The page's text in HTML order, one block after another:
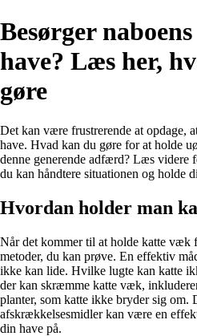
Besørger
have? Læs her,
gøre
Det kan være frustrerende at opdage,
have. Hvad kan du gøre for at holde
denne generende adfærd? Læs videre
du kan håndtere situationen og holde
Hvordan holder man
Når det kommer til at holde katte væk
metoder, du kan prøve. En effektiv
ikke kan lide. Hvilke lugte kan katte
der kan skræmme katte væk,
planter, som katte ikke bryder sig om.
afskrækkelsesmidler kan være en
din have på.